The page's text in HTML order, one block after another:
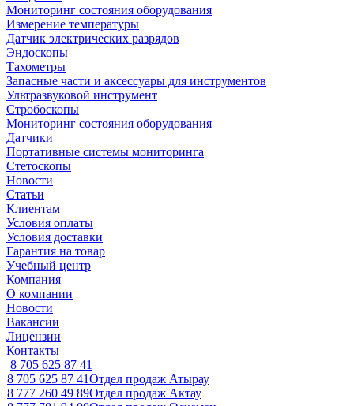
Мониторинг состояния оборудования
Измерение температуры
Датчик электрических разрядов
Эндоскопы
Тахометры
Запасные части и аксессуары для инструментов
Ультразвуковой инструмент
Стробоскопы
Мониторинг состояния оборудования
Датчики
Портативные системы мониторинга
Стетоскопы
Новости
Статьи
Клиентам
Условия оплаты
Условия доставки
Гарантия на товар
Учебный центр
Компания
О компании
Новости
Вакансии
Лицензии
Контакты
8 705 625 87 41
8 705 625 87 41Отдел продаж Атырау
8 777 260 49 89Отдел продаж Актау